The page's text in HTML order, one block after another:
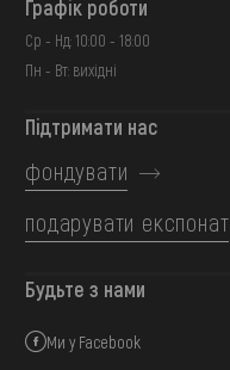
Графік роботи
Ср - Нд: 10:00 - 18:00
Пн - Вт: вихідні
Підтримати нас
фондувати
подарувати експонат
Будьте з нами
Ми у Facebook